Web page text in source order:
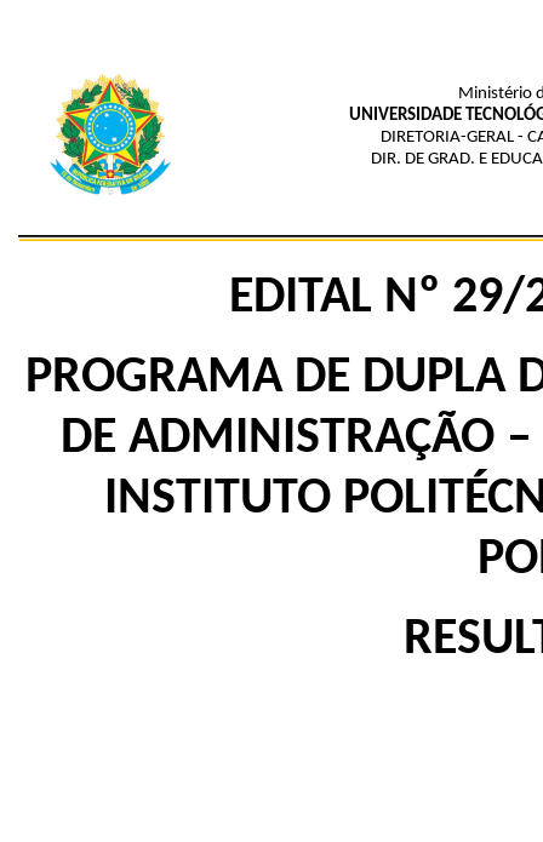
Ministério
UNIVERSIDADE
DIRETORIA-GERAL -
DIR. DE GRAD. E
EDITAL Nº 29/
PROGRAMA DE DUPLA
DE ADMINISTRAÇÃO
INSTITUTO